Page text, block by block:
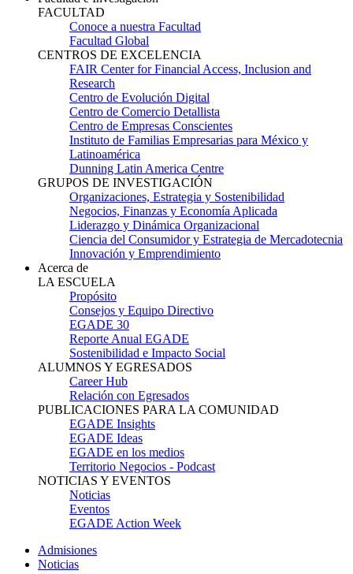
FACULTAD
Conoce a nuestra Facultad
Facultad Global
CENTROS DE EXCELENCIA
FAIR Center for Financial Access, Inclusion and
Research
Centro de Evolución Digital
Centro de Comercio Detallista
Centro de Empresas Conscientes
Instituto de Familias Empresarias para México y
Latinoamérica
Dunning Latin America Centre
GRUPOS DE INVESTIGACIÓN
Organizaciones, Estrategia y Sostenibilidad
Negocios, Finanzas y Economía Aplicada
Liderazgo y Dinámica Organizacional
Ciencia del Consumidor y Estrategia de Mercadotecnia
Innovación y Emprendimiento
Acerca de
LA ESCUELA
Propósito
Consejos y Equipo Directivo
EGADE 30
Reporte Anual EGADE
Sostenibilidad e Impacto Social
ALUMNOS Y EGRESADOS
Career Hub
Relación con Egresados
PUBLICACIONES PARA LA COMUNIDAD
EGADE Insights
EGADE Ideas
EGADE en los medios
Territorio Negocios - Podcast
NOTICIAS Y EVENTOS
Noticias
Eventos
EGADE Action Week
Admisiones
Noticias